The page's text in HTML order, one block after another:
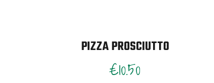
PIZZA PROSCIUTTO
€10.50